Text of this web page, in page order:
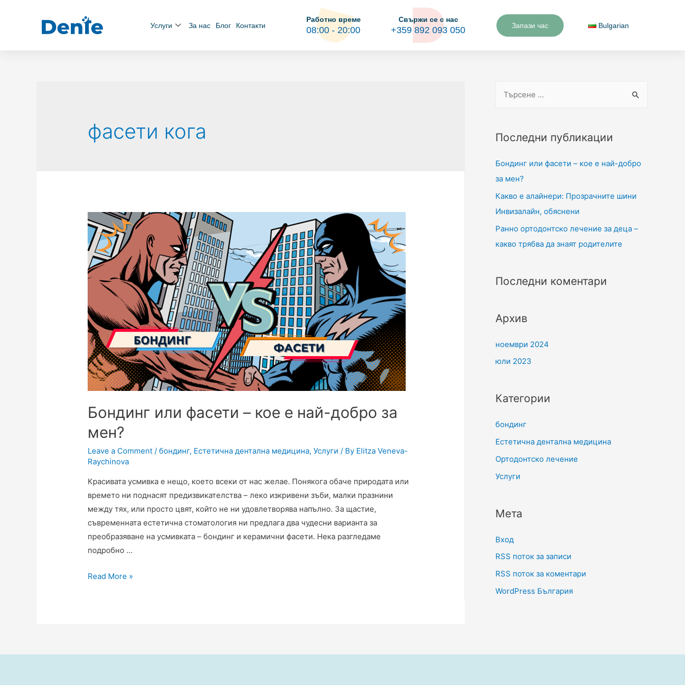
Услуги За нас Блог Контакти
Работно време
08:00 - 20:00
Свържи се с нас
+359 892 093 050 Запази час Bulgarian
фасети кога
Бондинг или фасети – кое е най-добро за
мен?
Leave a Comment /бондинг, Естетична дентална медицина,Услуги / By Elitza Veneva-
Raychinova
Красивата усмивка е нещо, което всеки от нас желае. Понякога обаче природата или
времето ни поднасят предизвикателства – леко изкривени зъби, малки празнини
между тях, или просто цвят, който не ни удовлетворява напълно. За щастие,
съвременната естетична стоматология ни предлага два чудесни варианта за
преобразяване на усмивката – бондинг и керамични фасети. Нека разгледаме
подробно …
Read More »
Последни публикации
Бондинг или фасети – кое е най-добро
за мен?
Какво е алайнери: Прозрачните шини
Инвизалайн, обяснени
Ранно ортодонтско лечение за деца –
какво трябва да знаят родителите
Последни коментари
Архив
ноември 2024
юли 2023
Категории
бондинг
Естетична дентална медицина
Ортодонтско лечение
Услуги
Мета
Вход
RSS поток за записи
RSS поток за коментари
WordPress България